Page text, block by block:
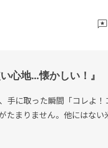
reviews
心地…懐かしい！』
手に取った瞬間「コレよ
たまりません。他にはな